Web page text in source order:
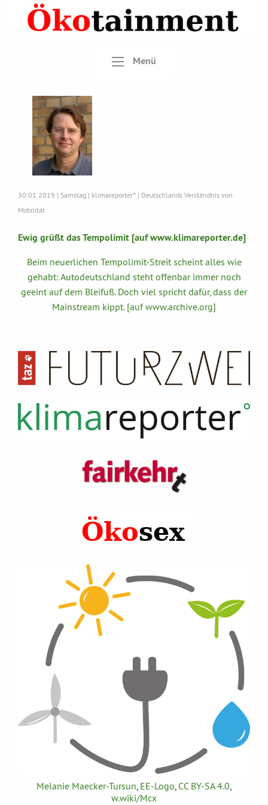
Menü
30.01.2019 | Samstag | klimareporter° | Deutschlands Verständnis von
Mobilität
Ewig grüßt das Tempolimit [auf www.klimareporter.de]
Beim neuerlichen Tempolimit-Streit scheint alles wie
gehabt: Autodeutschland steht offenbar immer noch
geeint auf dem Bleifuß. Doch viel spricht dafür, dass der
Mainstream kippt. [auf www.archive.org]
Melanie Maecker-Tursun, EE-Logo, CC BY-SA 4.0,
w.wiki/Mcx